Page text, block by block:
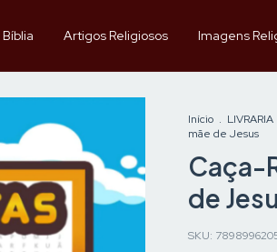
Bíblia Artigos Religiosos Imagens
Início .
mãe de Jesus
Caça-
de
SKU: